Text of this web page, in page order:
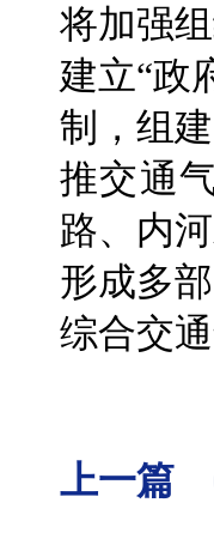
将加强
建立“政
制，组
推交通
路、内
形成多
综合交
上一篇